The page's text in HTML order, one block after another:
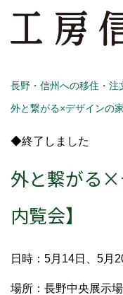
長野・信州への移住・注
外と繋がる×デザインの
◆終了しました
外と繋がる×
内覧会】
日時：5月14日、5月
場所：長野中央展示場